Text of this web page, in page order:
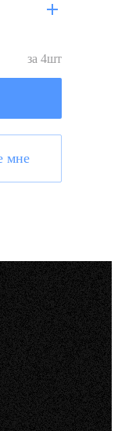
за 4шт
мне